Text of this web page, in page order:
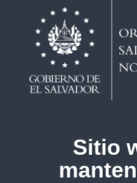
Sitio